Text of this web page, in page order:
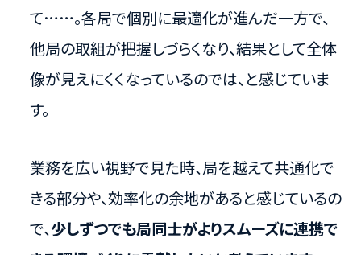
て……。各局で個別に最適化が進んだ一方で、
他局の取組が把握しづらくなり、結果として全体
像が見えにくくなっているのでは、と感じていま
す。
業務を広い視野で見た時、局を越えて共通化で
きる部分や、効率化の余地があると感じているの
で、少しずつでも局同士がよりスムーズに連携で